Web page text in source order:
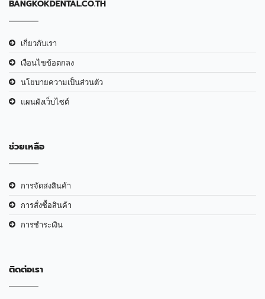
BANGKOKDENTAL.CO.TH
เกี่ยวกับเรา
เงือนไขข้อตกลง
นโยบายความเป็นส่วนตัว
แผนผังเว็บไซต์
ช่วยเหลือ
การจัดส่งสินค้า
การสั่งซื้อสินค้า
การชำระเงิน
ติดต่อเรา